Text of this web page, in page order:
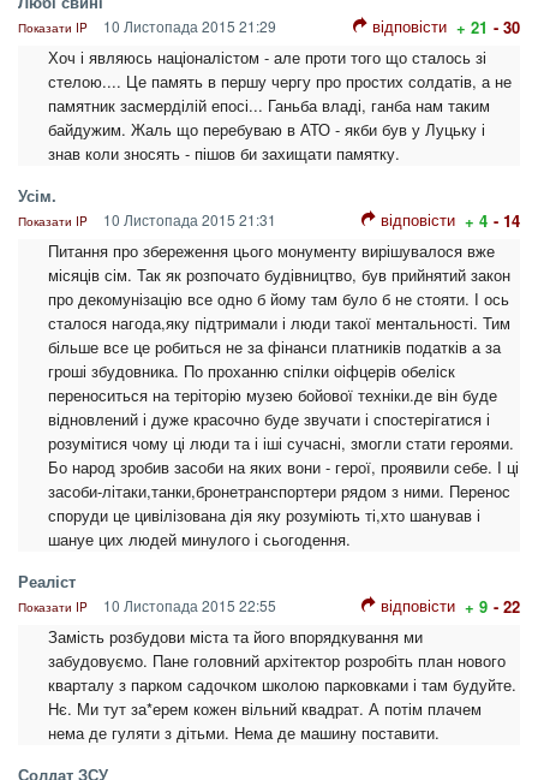
Показати IP 10 Листопада 2015 21:29 відповісти + 21 - 30
Хоч і являюсь націоналістом - але проти того що сталось зі
стелою.... Це память в першу чергу про простих солдатів, а не
памятник засмерділій епосі... Ганьба владі, ганба нам таким
байдужим. Жаль що перебуваю в АТО - якби був у Луцьку і
знав коли зносять - пішов би захищати памятку.
Усім.
Показати IP 10 Листопада 2015 21:31 відповісти + 4 - 14
Питання про збереження цього монументу вирішувалося вже
місяців сім. Так як розпочато будівництво, був прийнятий закон
про декомунізацію все одно б йому там було б не стояти. І ось
сталося нагода,яку підтримали і люди такої ментальності. Тим
більше все це робиться не за фінанси платників податків а за
гроші збудовника. По проханню спілки оіфцерів обеліск
переноситься на теріторію музею бойової техніки.де він буде
відновлений і дуже красочно буде звучати і спостерігатися і
розумітися чому ці люди та і іші сучасні, змогли стати героями.
Бо народ зробив засоби на яких вони - герої, проявили себе. І ці
засоби-літаки,танки,бронетранспортери рядом з ними. Перенос
споруди це цивілізована дія яку розуміють ті,хто шанував і
шануе цих людей минулого і сьогодення.
Реаліст
Показати IP 10 Листопада 2015 22:55 відповісти + 9 - 22
Замість розбудови міста та його впорядкування ми
забудовуємо. Пане головний архітектор розробіть план нового
кварталу з парком садочком школою парковками і там будуйте.
Нє. Ми тут за*ерем кожен вільний квадрат. А потім плачем
нема де гуляти з дітьми. Нема де машину поставити.
Солдат ЗСУ